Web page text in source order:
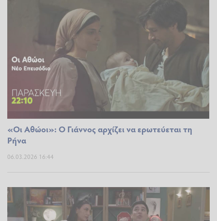
«Οι Αθώοι»: Ο Γιάννος αρχίζει να ερωτεύεται τη
Ρήνα
06.03.2026 16:44